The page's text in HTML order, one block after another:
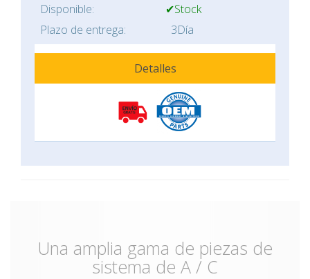
Disponible:
✔Stock
Plazo de entrega:
3Día
Detalles
Una amplia gama de piezas de
sistema de A / C